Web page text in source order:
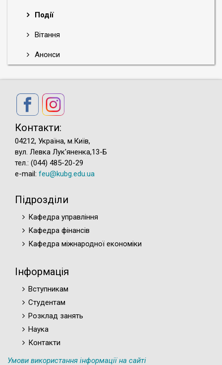
Події
Вітання
Анонси
Контакти:
04212, Україна, м.Київ,
вул. Левка Лук'яненка,13-Б
тел.: (044) 485-20-29
e-mail: feu@kubg.edu.ua
Підрозділи
Кафедра управління
Кафедра фінансів
Кафедра міжнародної економіки
Інформація
Вступникам
Студентам
Розклад занять
Наука
Контакти
Умови використання інформації на сайті